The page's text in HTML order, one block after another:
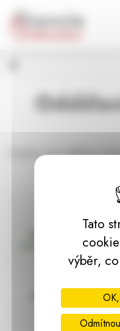
Litujeme, ale oddělení
Doprava zdarma
nad 2000 Kč bez
97% hodnocení
spokojenosti
Panel pro správu cookies
Tato
výběr,